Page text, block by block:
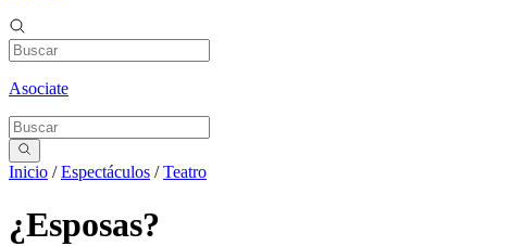
Asociate
Inicio /Espectáculos /Teatro
¿Esposas?